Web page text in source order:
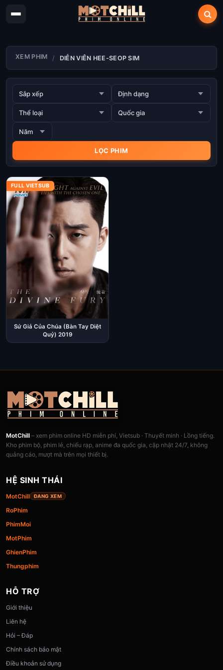
XEM PHIM DIỄN VIÊN HEE-SEOP SIM
FULL VIETSUB
Sứ Giả Của Chúa (Bàn Tay Diệt
Quỷ) 2019
MotChill – xem phim online HD miễn phí, Vietsub · Thuyết minh · Lồng tiếng.
Kho phim bộ, phim lẻ, chiếu rạp, anime đa quốc gia, cập nhật 24/7, không
quảng cáo, mượt mà trên mọi thiết bị.
HỆ SINH THÁI
MotChill ĐANG XEM
RoPhim
PhimMoi
MotPhim
GhienPhim
Thungphim
HỖ TRỢ
Giới thiệu
Liên hệ
Hỏi – Đáp
Chính sách bảo mật
Điều khoản sử dụng